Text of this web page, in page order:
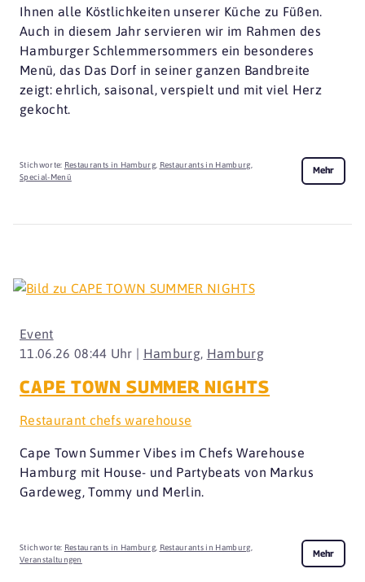
Ihnen alle Köstlichkeiten unserer Küche zu Füßen.
Auch in diesem Jahr servieren wir im Rahmen des
Hamburger Schlemmersommers ein besonderes
Menü, das Das Dorf in seiner ganzen Bandbreite
zeigt: ehrlich, saisonal, verspielt und mit viel Herz
gekocht.
Stichworte: Restaurants in Hamburg, Restaurants in Hamburg,
Special-Menü
Mehr
11.06.26 08:44 Uhr | Hamburg, Hamburg
Event
CAPE TOWN SUMMER NIGHTS
Restaurant chefs warehouse
Cape Town Summer Vibes im Chefs Warehouse
Hamburg mit House- und Partybeats von Markus
Gardeweg, Tommy und Merlin.
Stichworte: Restaurants in Hamburg, Restaurants in Hamburg,
Veranstaltungen
Mehr